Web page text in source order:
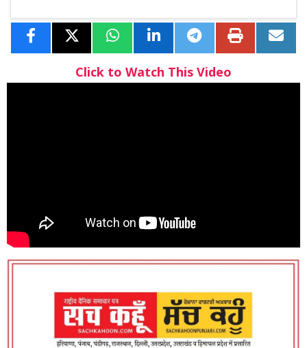
Click to Watch This Video